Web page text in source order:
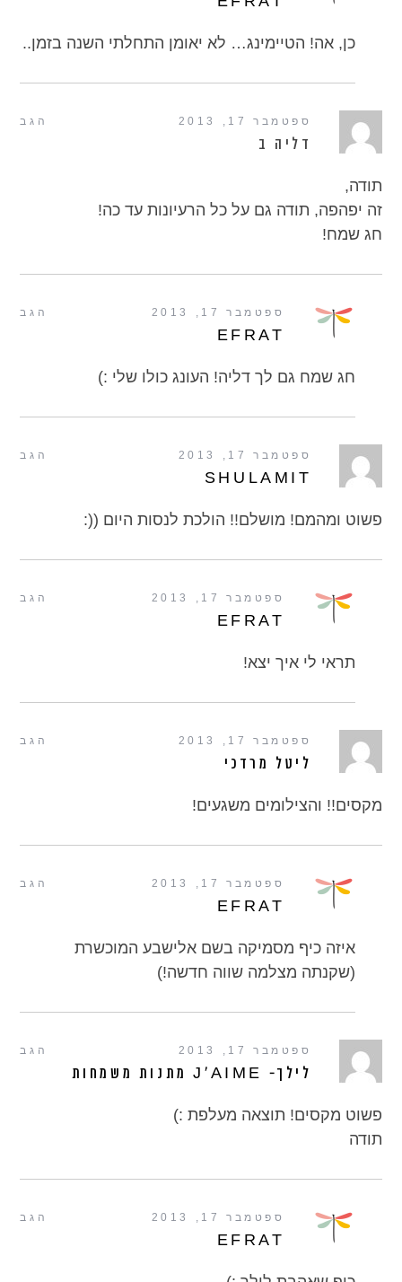
כן, אה! הטיימינג… לא יאומן התחלתי השנה בזמן..
הגב ספטמבר 17, 2013
דליה ב
תודה,
זה יפהפה, תודה גם על כל הרעיונות עד כה!
חג שמח!
הגב ספטמבר 17, 2013
EFRAT
חג שמח גם לך דליה! העונג כולו שלי :)
הגב ספטמבר 17, 2013
SHULAMIT
פשוט ומהמם! מושלם!! הולכת לנסות היום ((:
הגב ספטמבר 17, 2013
EFRAT
תראי לי איך יצא!
הגב ספטמבר 17, 2013
ליטל מרדכי
מקסים!! והצילומים משגעים!
הגב ספטמבר 17, 2013
EFRAT
איזה כיף מסמיקה בשם אלישבע המוכשרת
(שקנתה מצלמה שווה חדשה!)
הגב ספטמבר 17, 2013
לילך- J'AIME מתנות משמחות
פשוט מקסים! תוצאה מעלפת :)
תודה
הגב ספטמבר 17, 2013
EFRAT